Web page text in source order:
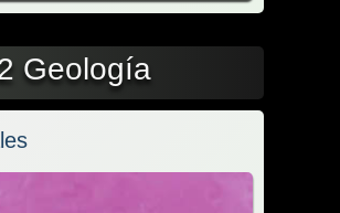
Geología